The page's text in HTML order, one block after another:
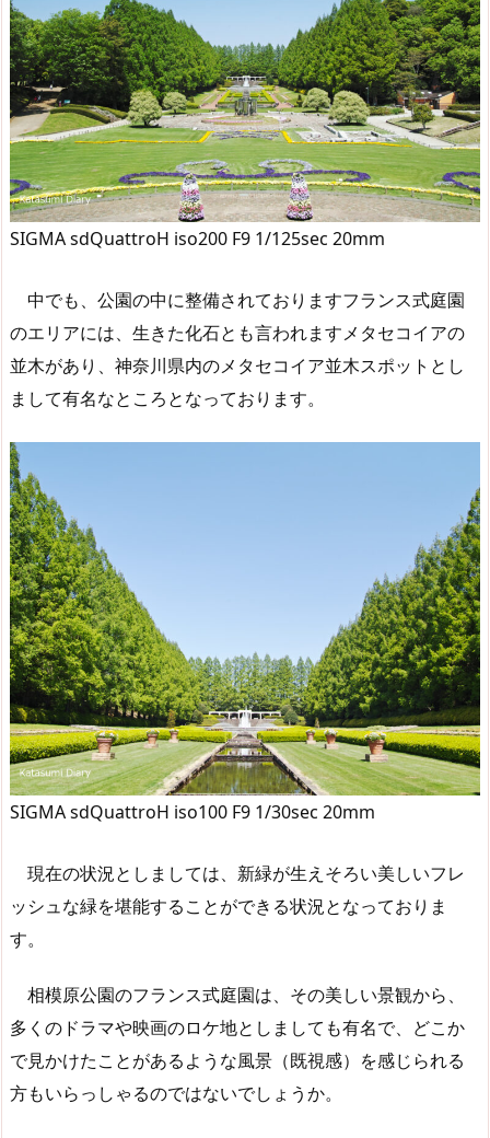
SIGMA sdQuattroH iso200 F9 1/125sec 20mm
中でも、公園の中に整備されておりますフランス式庭園
のエリアには、生きた化石とも言われますメタセコイアの
並木があり、神奈川県内のメタセコイア並木スポットとし
まして有名なところとなっております。
SIGMA sdQuattroH iso100 F9 1/30sec 20mm
現在の状況としましては、新緑が生えそろい美しいフレ
ッシュな緑を堪能することができる状況となっておりま
す。
相模原公園のフランス式庭園は、その美しい景観から、
多くのドラマや映画のロケ地としましても有名で、どこか
で見かけたことがあるような風景（既視感）を感じられる
方もいらっしゃるのではないでしょうか。